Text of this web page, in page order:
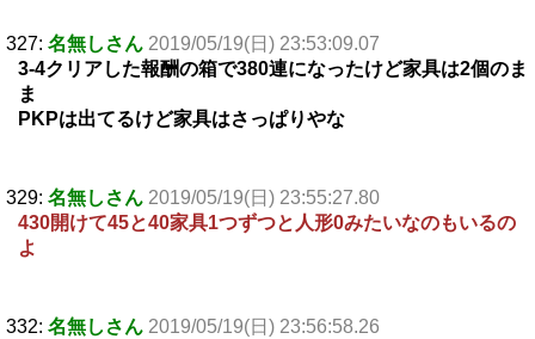
327: 名無しさん 2019/05/19(日) 23:53:09.07
3-4クリアした報酬の箱で380連になったけど家具は2個のま
ま
PKPは出てるけど家具はさっぱりやな
329: 名無しさん 2019/05/19(日) 23:55:27.80
430開けて45と40家具1つずつと人形0みたいなのもいるの
よ
332: 名無しさん 2019/05/19(日) 23:56:58.26